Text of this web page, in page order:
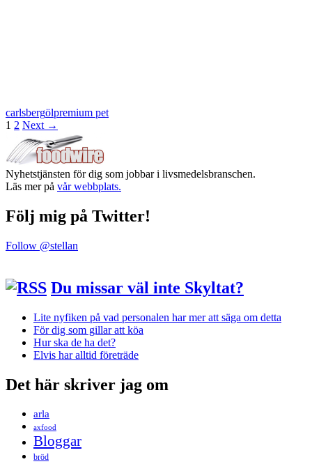
carlsbergölpremium pet
Posts
navigation
1 2 Next →
Nyhetstjänsten för dig som jobbar i livsmedelsbranschen.
Läs mer på vår webbplats.
Följ mig på Twitter!
Follow @stellan
Du missar väl inte Skyltat?
Lite nyfiken på vad personalen har mer att säga om detta
För dig som gillar att köa
Hur ska de ha det?
Elvis har alltid företräde
Det här skriver jag om
arla
axfood
Bloggar
bröd